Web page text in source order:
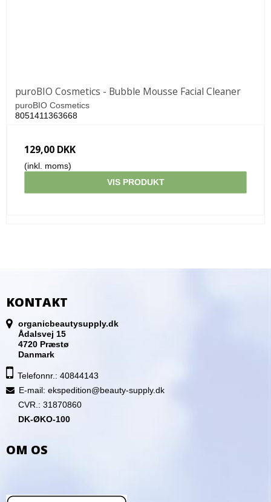
puroBIO Cosmetics - Bubble Mousse Facial Cleaner
puroBIO Cosmetics
8051411363668
129,00 DKK
(inkl. moms)
VIS PRODUKT
KONTAKT
organicbeautysupply.dk
Ådalsvej 15
4720 Præstø
Danmark
Telefonnr.: 40844143
E-mail: ekspedition@beauty-supply.dk
CVR.: 31870860
DK-ØKO-100
OM OS